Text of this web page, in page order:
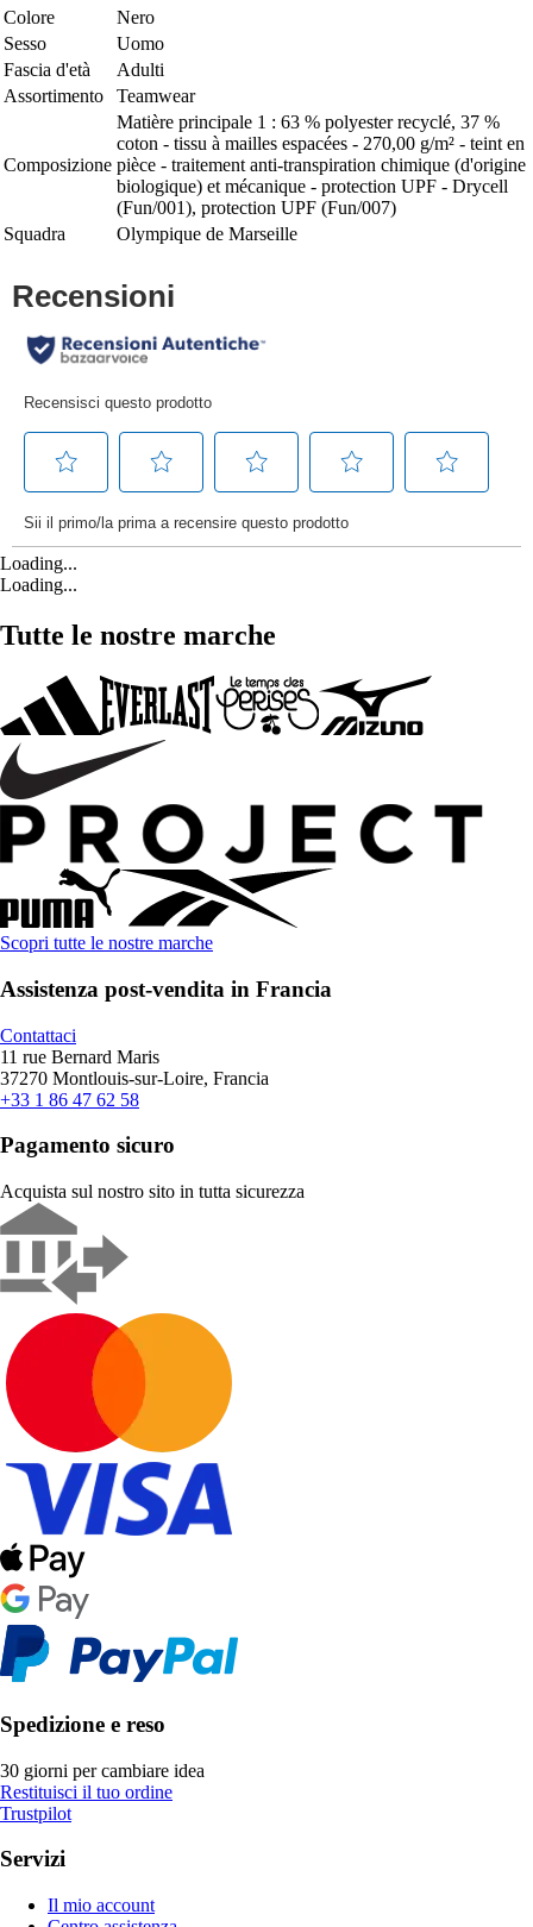
Colore
Nero
Sesso
Uomo
Fascia d'età
Adulti
Assortimento
Teamwear
Composizione
Matière principale 1 : 63 % polyester recyclé, 37 %
coton - tissu à mailles espacées - 270,00 g/m² - teint en
pièce - traitement anti-transpiration chimique (d'origine
biologique) et mécanique - protection UPF - Drycell
(Fun/001), protection UPF (Fun/007)
Squadra
Olympique de Marseille
Loading...
Loading...
Tutte le nostre marche
Scopri tutte le nostre marche
Assistenza post-vendita in Francia
Contattaci
11 rue Bernard Maris
37270 Montlouis-sur-Loire, Francia
+33 1 86 47 62 58
Pagamento sicuro
Acquista sul nostro sito in tutta sicurezza
Spedizione e reso
30 giorni per cambiare idea
Restituisci il tuo ordine
Trustpilot
Servizi
Il mio account